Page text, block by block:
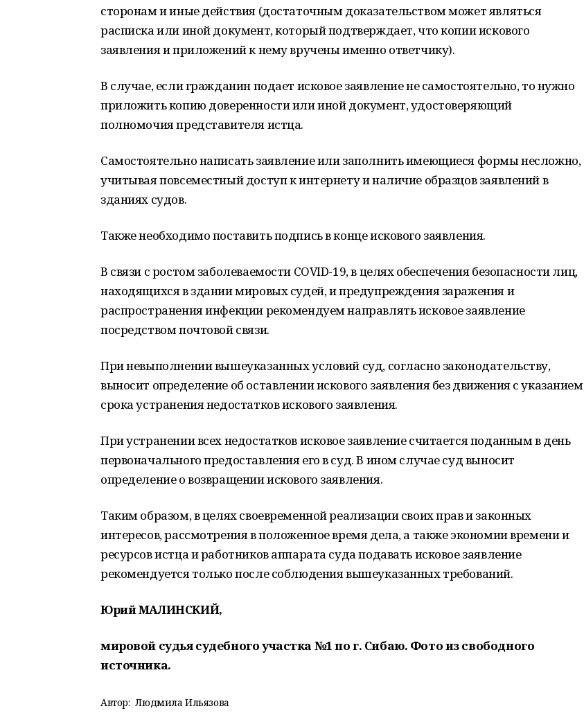
сторонам и иные действия (достаточным доказательством может являться
расписка или иной документ, который подтверждает, что копии искового
заявления и приложений к нему вручены именно ответчику).
В случае, если гражданин подает исковое заявление не самостоятельно, то нужно
приложить копию доверенности или иной документ, удостоверяющий
полномочия представителя истца.
Самостоятельно написать заявление или заполнить имеющиеся формы несложно,
учитывая повсеместный доступ к интернету и наличие образцов заявлений в
зданиях судов.
Также необходимо поставить подпись в конце искового заявления.
В связи с ростом заболеваемости COVID-19, в целях обеспечения безопасности лиц,
находящихся в здании мировых судей, и предупреждения заражения и
распространения инфекции рекомендуем направлять исковое заявление
посредством почтовой связи.
При невыполнении вышеуказанных условий суд, согласно законодательству,
выносит определение об оставлении искового заявления без движения с указанием
срока устранения недостатков искового заявления.
При устранении всех недостатков исковое заявление считается поданным в день
первоначального предоставления его в суд. В ином случае суд выносит
определение о возвращении искового заявления.
Таким образом, в целях своевременной реализации своих прав и законных
интересов, рассмотрения в положенное время дела, а также экономии времени и
ресурсов истца и работников аппарата суда подавать исковое заявление
рекомендуется только после соблюдения вышеуказанных требований.
Юрий МАЛИНСКИЙ,
мировой судья судебного участка №1 по г. Сибаю. Фото из свободного
источника.
Автор: Людмила Ильязова